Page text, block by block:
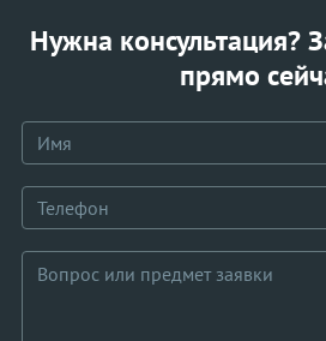
Нужна консультация?
прямо